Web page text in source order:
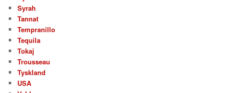
Syrah
Tannat
Tempranillo
Tequila
Tokaj
Trousseau
Tyskland
USA